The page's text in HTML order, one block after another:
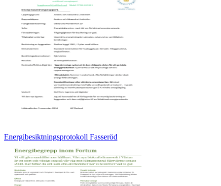
Energibesiktningsprotokoll Fasseröd